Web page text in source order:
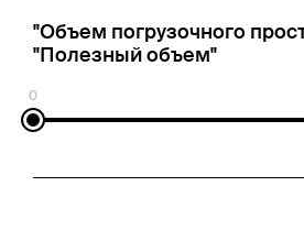
"Объем погрузочного
"Полезный объем"
0